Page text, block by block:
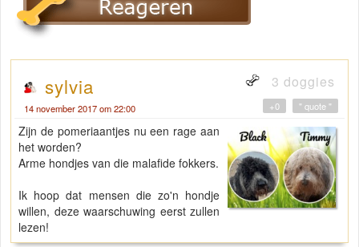
sylvia 3 doggies
14 november 2017 om 22:00 " quote "
+0
Zijn de pomeriaantjes nu een rage aan
het worden?
Arme hondjes van die malafide fokkers.
Ik hoop dat mensen die zo'n hondje
willen, deze waarschuwing eerst zullen
lezen!